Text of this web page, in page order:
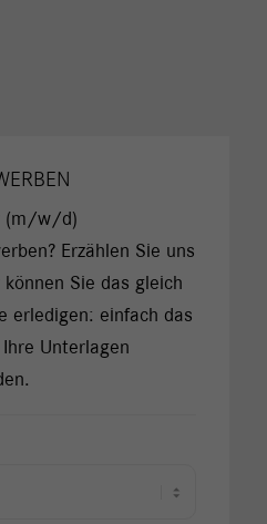
(m/w/d)
Erzählen Sie uns
Sie das gleich
erledigen: einfach das
Unterlagen